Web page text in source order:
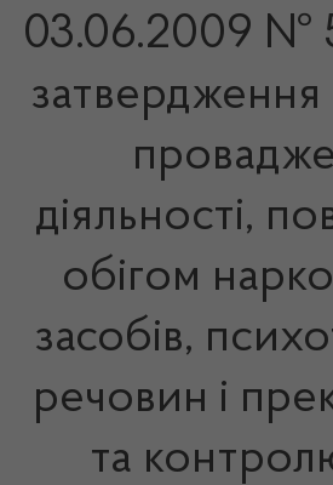
03.06.2009 №
діяльності,
обігом
засобів,
речовин і
та